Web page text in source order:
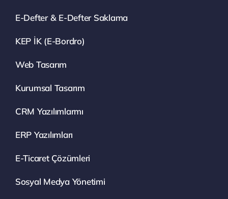
E-Defter & E-Defter Saklama
KEP İK (E-Bordro)
Web Tasarım
Kurumsal Tasarım
CRM Yazılımlarmı
ERP Yazılımları
E-Ticaret Çözümleri
Sosyal Medya Yönetimi